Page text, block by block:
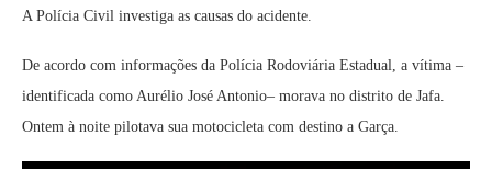
A Polícia Civil investiga as causas do acidente.
De acordo com informações da Polícia Rodoviária Estadual, a vítima –
identificada como Aurélio José Antonio– morava no distrito de Jafa.
Ontem à noite pilotava sua motocicleta com destino a Garça.